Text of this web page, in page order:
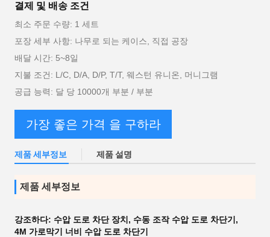
결제 및 배송 조건
최소 주문 수량: 1 세트
포장 세부 사항: 나무로 되는 케이스, 직접 공장
배달 시간: 5~8일
지불 조건: L/C, D/A, D/P, T/T, 웨스턴 유니온, 머니그램
공급 능력: 달 당 10000개 부분 / 부분
가장 좋은 가격 을 구하라
제품 세부정보 제품 설명
제품 세부정보
강조하다: 수압 도로 차단 장치 , 수동 조작 수압 도로 차단기 ,
4M 가로막기 너비 수압 도로 차단기